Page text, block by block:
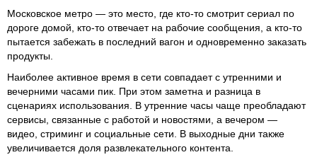
Московское метро — это место, где кто-то смотрит сериал по
дороге домой, кто-то отвечает на рабочие сообщения, а кто-то
пытается забежать в последний вагон и одновременно заказать
продукты.
Наиболее активное время в сети совпадает с утренними и
вечерними часами пик. При этом заметна и разница в
сценариях использования. В утренние часы чаще преобладают
сервисы, связанные с работой и новостями, а вечером —
видео, стриминг и социальные сети. В выходные дни также
увеличивается доля развлекательного контента.